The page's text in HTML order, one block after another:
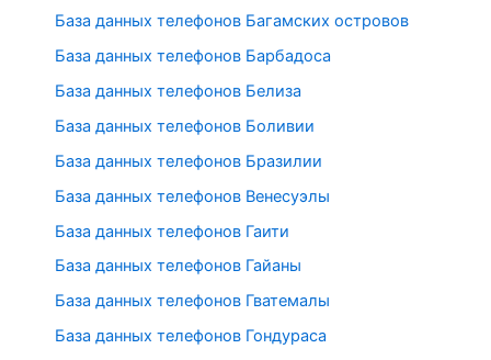
База данных телефонов Багамских островов
База данных телефонов Барбадоса
База данных телефонов Белиза
База данных телефонов Боливии
База данных телефонов Бразилии
База данных телефонов Венесуэлы
База данных телефонов Гаити
База данных телефонов Гайаны
База данных телефонов Гватемалы
База данных телефонов Гондураса